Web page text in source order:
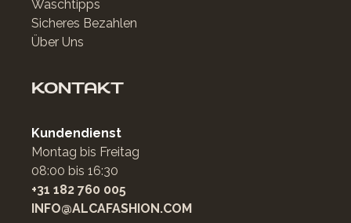
Waschtipps
Sicheres Bezahlen
Über Uns
KONTAKT
Kundendienst
Montag bis Freitag
08:00 bis 16:30
+31 182 760 005
INFO@ALCAFASHION.COM